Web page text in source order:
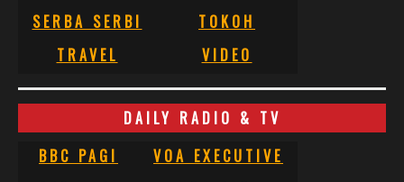
SERBA SERBI
TOKOH
TRAVEL
VIDEO
DAILY RADIO & TV
BBC PAGI
VOA EXECUTIVE